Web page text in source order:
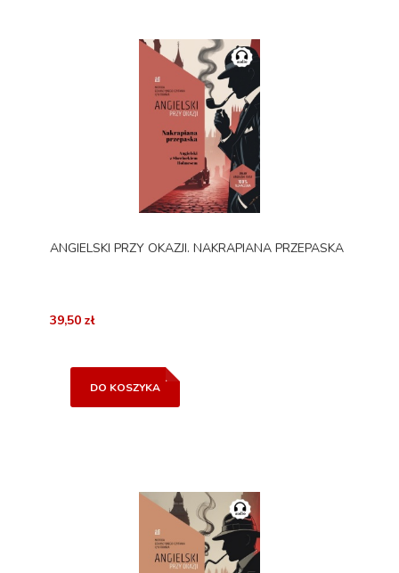
ANGIELSKI PRZY OKAZJI. NAKRAPIANA PRZEPASKA
39,50 zł
DO KOSZYKA